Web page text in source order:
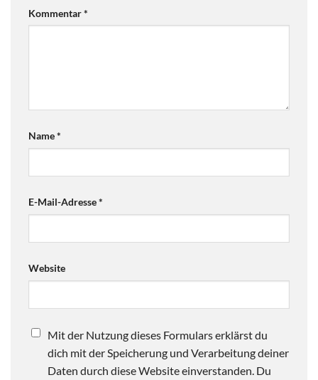
Kommentar*
Name*
E-Mail-Adresse*
Website
Mit der Nutzung dieses Formulars erklärst du
dich mit der Speicherung und Verarbeitung deiner
Daten durch diese Website einverstanden. Du